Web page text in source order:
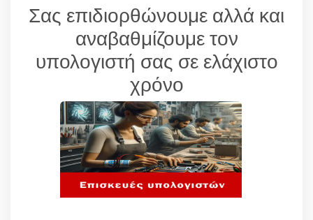
Σας επιδιορθώνουμε αλλά και
αναβαθμίζουμε τον
υπολογιστή σας σε ελάχιστο
χρόνο